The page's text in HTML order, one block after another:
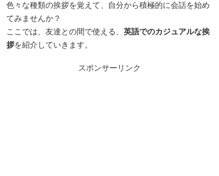
色々な種類の挨拶を覚えて、自分から積極的に会話を始め
てみませんか？
ここでは、友達との間で使える、英語でのカジュアルな挨
拶を紹介していきます。
スポンサーリンク